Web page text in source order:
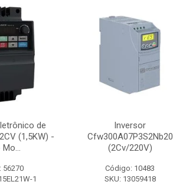
de
(1,5KW) -
56270
1
Inversor
Cfw300A07P3S2Nb20
(2Cv/220V)
Código: 10483
SKU: 13059418